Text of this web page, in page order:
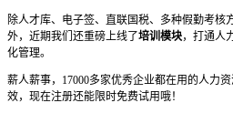
除人才库、电子签、直联国税、多种假勤考核
外，近期我们还重磅上线了培训模块，打通人
化管理。
薪人薪事，17000多家优秀企业都在用的人力
效，现在注册还能限时免费试用哦！